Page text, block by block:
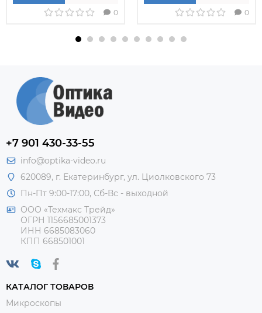
0 0
+7 901 430-33-55
info@optika-video.ru
620089, г. Екатеринбург, ул. Циолковского 73
Пн-Пт 9:00-17:00, Сб-Вс - выходной
ООО «Техмакс Трейд»
ОГРН 1156685001373
ИНН 6685083060
КПП 668501001
КАТАЛОГ ТОВАРОВ
Микроскопы